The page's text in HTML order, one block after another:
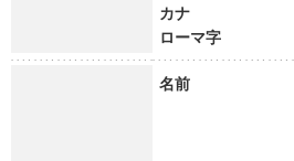
カナ
ローマ字
名前